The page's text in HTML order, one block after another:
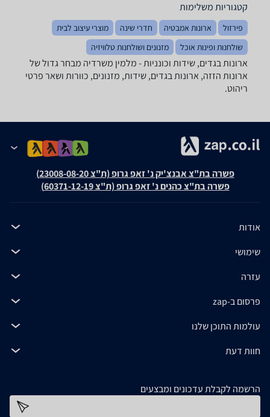
קטגוריות משלימות
פירזול ארונות אמבטיה חדרי שינה
מוצרי עיצוב לבית
שולחנות ופינות אוכל
מזנונים ושולחנות טלוויזיה
ארונות בגדים, שידות וכונניות - ‏מלמין ‏משרדיה מבחר גדול של
ארונות הזזה, ארונות בגדים, שידות, מזנונים, כוורות ושאר פרטי
ריהוט.
פשרה בת"צ אבנצ'יק נ' זאפ גרופ (ת"צ 23008-08-20)
פשרה בת"צ כהנים נ' זאפ גרופ (ת"צ 60371-12-19)
אודות
שימושי
עזרה
פרסום ב-zap
עולמות התוכן שלנו
חוות דעת
הרשמה לקבלת עדכונים ומבצעים